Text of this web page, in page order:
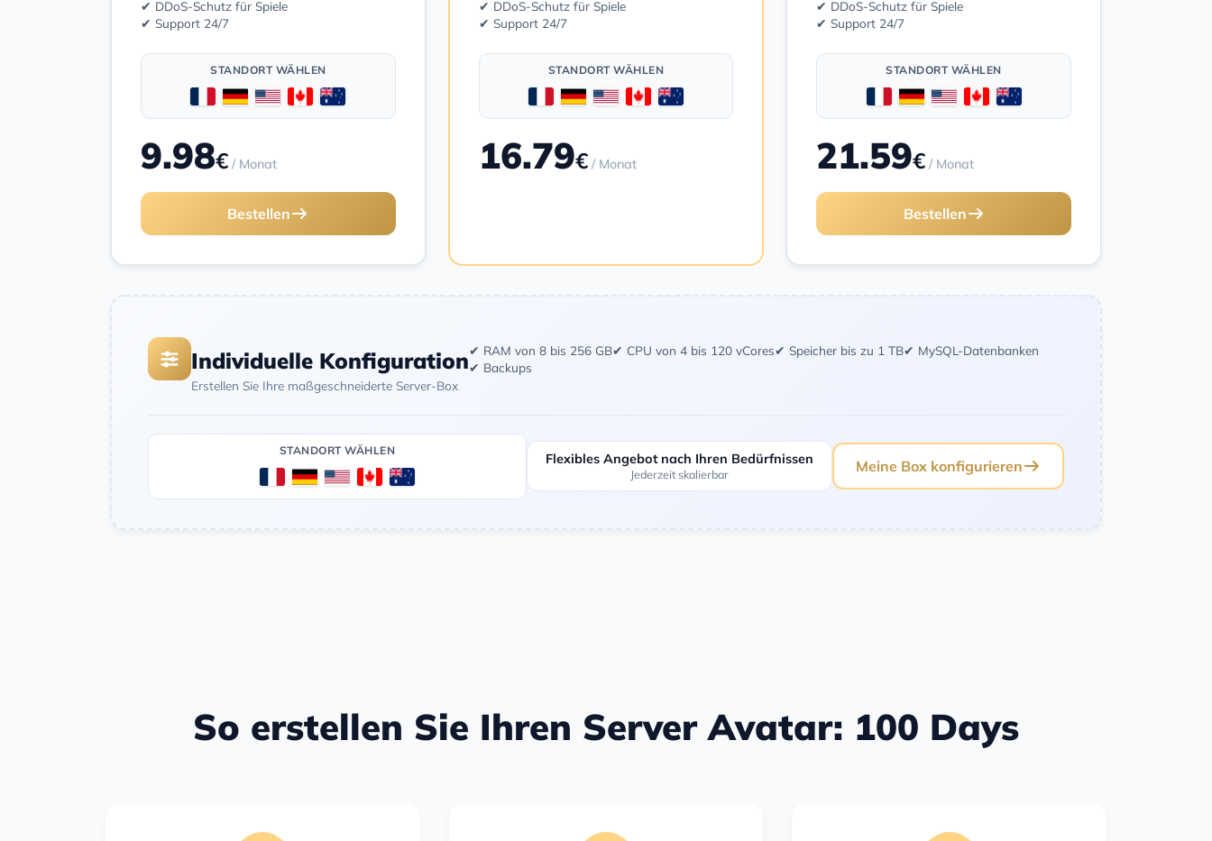
✔ DDoS-Schutz für Spiele
✔ Support 24/7
STANDORT WÄHLEN
9.98€ / Monat
Bestellen
✔ DDoS-Schutz für Spiele
✔ Support 24/7
STANDORT WÄHLEN
16.79€ / Monat
✔ DDoS-Schutz für Spiele
✔ Support 24/7
STANDORT WÄHLEN
21.59€ / Monat
Bestellen
Individuelle Konfiguration
Erstellen Sie Ihre maßgeschneiderte Server-Box
✔ RAM von 8 bis 256 GB✔ CPU von 4 bis 120 vCores✔ Speicher bis zu 1 TB✔ MySQL-Datenbanken
✔ Backups
STANDORT WÄHLEN
Flexibles Angebot nach Ihren Bedürfnissen
Jederzeit skalierbar Meine Box konfigurieren
So erstellen Sie Ihren Server Avatar: 100 Days